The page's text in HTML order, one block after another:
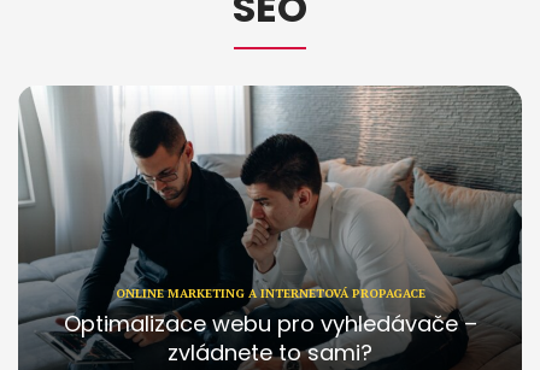
ONLINE MARKETING A INTERNETOVÁ PROPAGACE
Optimalizace webu pro vyhledávače –
zvládnete to sami?